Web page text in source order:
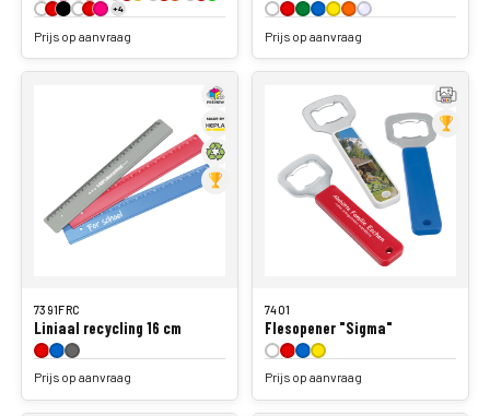
Prijs op aanvraag Prijs op aanvraag
Liniaal recycling 16 cm
Prijs op aanvraag
Flesopener "Sigma"
Prijs op aanvraag